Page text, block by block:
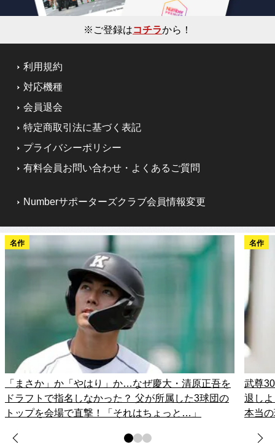
※ご登録はコチラから！
利用規約
対応機種
会員退会
特定商取引法に基づく表記
プライバシーポリシー
有料会員お問い合わせ・よくあるご質問
Numberサポーターズクラブ会員情報変更
名作
「まさか」か「やはり」か…なぜ慶大・清原正吾を
ドラフトで指名しなかった？ 父が所属した3球団の
トップを会場で直撃！「それはちょっと…」
名作
武尊
退し
本当